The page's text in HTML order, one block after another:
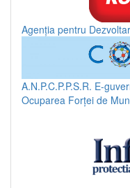
Agenția pentru
A.N.P.C.P.P.S.R. E-
Ocuparea Forței de